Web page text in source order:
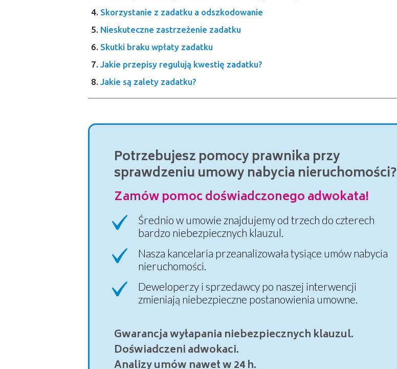
Skorzystanie z zadatku a odszkodowanie
Nieskuteczne zastrzeżenie zadatku
Skutki braku wpłaty zadatku
Jakie przepisy regulują kwestię zadatku?
Jakie są zalety zadatku?
Potrzebujesz pomocy prawnika przy
sprawdzeniu umowy nabycia nieruchomości?
Zamów pomoc doświadczonego adwokata!
Średnio w umowie znajdujemy od trzech do czterech
bardzo niebezpiecznych klauzul.
Nasza kancelaria przeanalizowała tysiące umów nabycia
nieruchomości.
Deweloperzy i sprzedawcy po naszej interwencji
zmieniają niebezpieczne postanowienia umowne.
Gwarancja wyłapania niebezpiecznych klauzul.
Doświadczeni adwokaci.